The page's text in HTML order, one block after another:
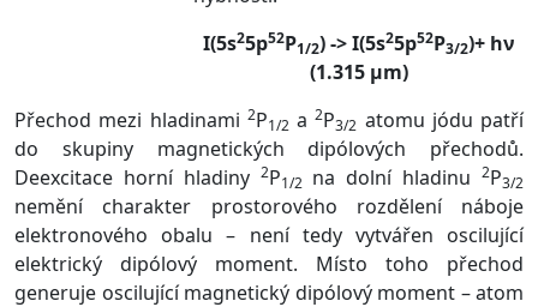
I(5s25p52P1/2) -> I(5s25p52P3/2)+ hν
(1.315 μm)
Přechod mezi hladinami 2P1/2 a2P3/2 atomu jódu patří
do skupiny magnetických dipólových přechodů.
Deexcitace horní hladiny 2P1/2 na dolní hladinu2P3/2
nemění charakter prostorového rozdělení náboje
elektronového obalu – není tedy vytvářen oscilující
elektrický dipólový moment. Místo toho přechod
generuje oscilující magnetický dipólový moment – atom